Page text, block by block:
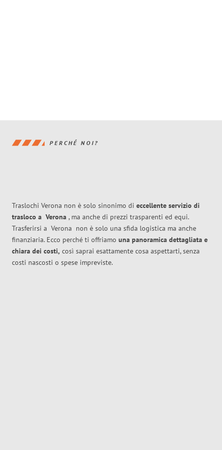
PERCHÉ NOI?
Traslochi Verona non è solo sinonimo di eccellente servizio di
trasloco a Verona , ma anche di prezzi trasparenti ed equi.
Trasferirsi a Verona non è solo una sfida logistica ma anche
finanziaria. Ecco perché ti offriamo una panoramica dettagliata e
chiara dei costi, così saprai esattamente cosa aspettarti, senza
costi nascosti o spese impreviste.